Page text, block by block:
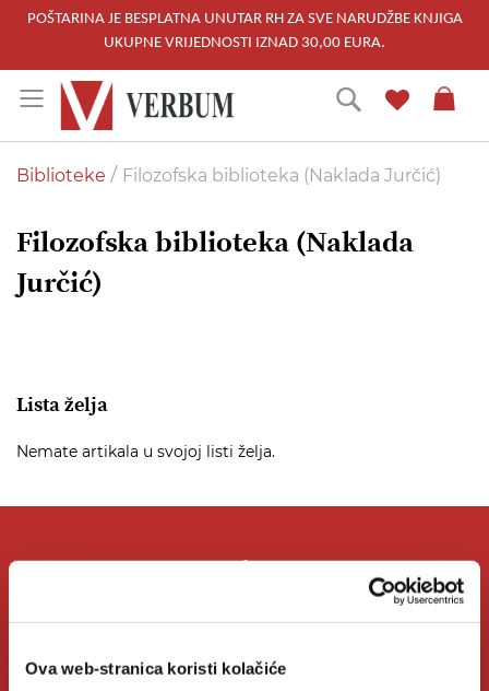
Ova web-stranica koristi kolačiće
POŠTARINA JE BESPLATNA UNUTAR RH ZA SVE NARUDŽBE KNJIGA
UKUPNE VRIJEDNOSTI IZNAD 30,00 EURA.
to
Content
Traži
Biblioteke Filozofska biblioteka (Naklada Jurčić)
Filozofska biblioteka (Naklada
Jurčić)
Lista želja
Nemate artikala u svojoj listi želja.
O Verbumu